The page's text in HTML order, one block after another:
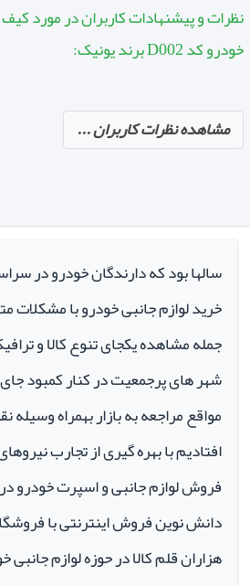
نظرات و پیشنهادات کاربران در مورد
خودرو کد D002 برند یونیک:
مشاهده نظرات کاربران ...
سالها بود که دارندگان خودرو در
خرید لوازم جانبی خودرو با مشکلات
جمله مشاهده یکجای تنوع کالا و
شهر های پرجمعیت در کنار کمبود
مواقع مراجعه به بازار بهمراه وسیله
افتادیم با بهره گیری از تجارب
دانش نوین فروش اینترنتی با
هزاران قلم کالا در حوزه لوازم